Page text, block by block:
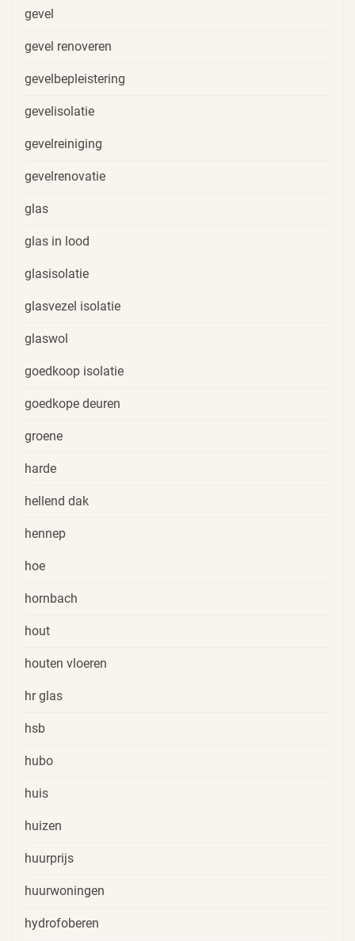
gevel
gevel renoveren
gevelbepleistering
gevelisolatie
gevelreiniging
gevelrenovatie
glas
glas in lood
glasisolatie
glasvezel isolatie
glaswol
goedkoop isolatie
goedkope deuren
groene
harde
hellend dak
hennep
hoe
hornbach
hout
houten vloeren
hr glas
hsb
hubo
huis
huizen
huurprijs
huurwoningen
hydrofoberen